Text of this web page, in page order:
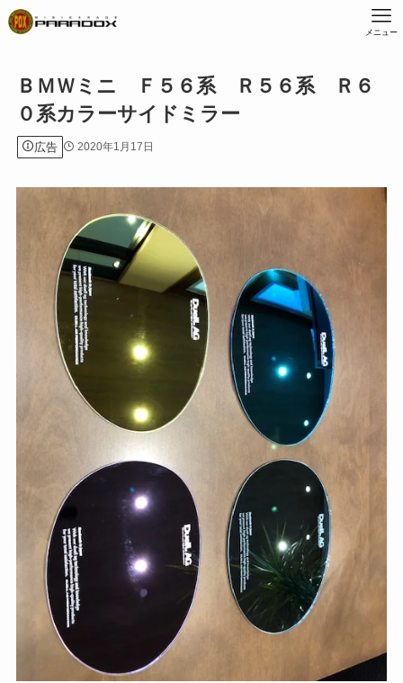
メニュー
ＢＭＷミニ Ｆ５６系 Ｒ５６系 Ｒ６
０系カラーサイドミラー
広告 2020年1月17日